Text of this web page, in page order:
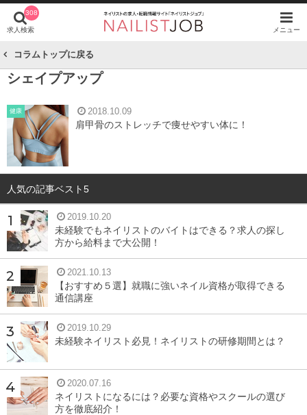
308
求人検索 メニュー
コラムトップに戻る
シェイプアップ
健康 2018.10.09
肩甲骨のストレッチで痩せやすい体に！
人気の記事ベスト5
2019.10.20
未経験でもネイリストのバイトはできる？求人の探し
方から給料まで大公開！
2021.10.13
【おすすめ５選】就職に強いネイル資格が取得できる
通信講座
2019.10.29
未経験ネイリスト必見！ネイリストの研修期間とは？
2020.07.16
ネイリストになるには？必要な資格やスクールの選び
方を徹底紹介！